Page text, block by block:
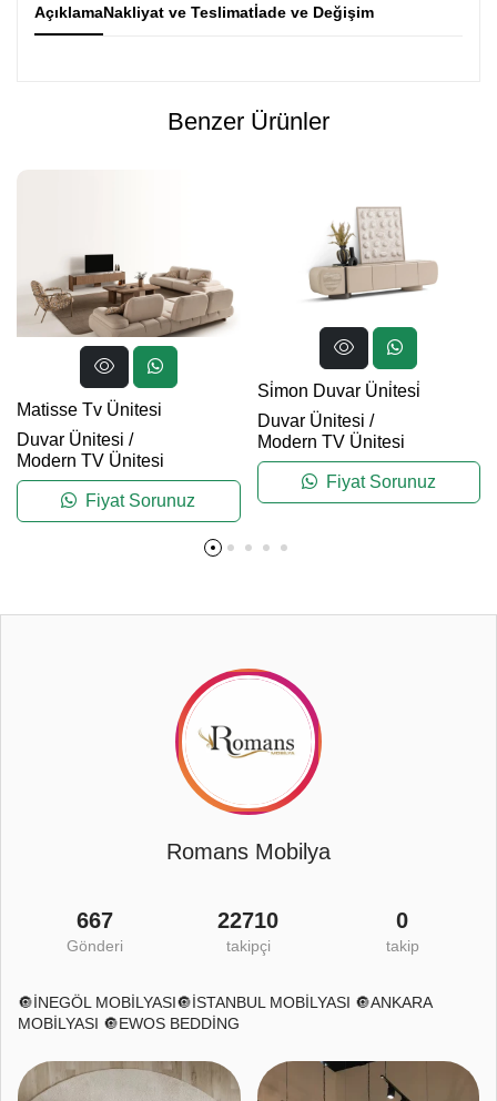
AçıklamaNakliyat ve Teslimatİade ve Değişim
Benzer Ürünler
Matisse Tv Ünitesi
Duvar Ünitesi /
Modern TV Ünitesi
Fiyat Sorunuz
Si̇mon Duvar Üni̇tesi̇
Duvar Ünitesi /
Modern TV Ünitesi
Fiyat Sorunuz
Romans Mobilya
667
Gönderi
22710
takipçi
0
takip
🔘İNEGÖL MOBİLYASI🔘İSTANBUL MOBİLYASI 🔘ANKARA
MOBİLYASI 🔘EWOS BEDDİNG